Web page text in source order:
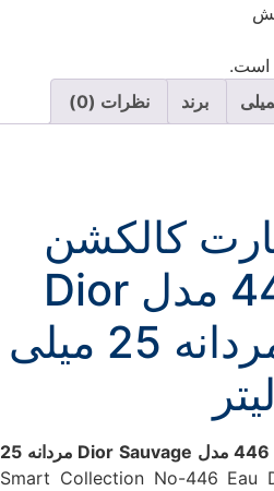
است.
برند نظرات (0)
کالکشن
شماره 446 مدل Dior
Sauvage مردانه 25 میلی
لیتر
عطر اسمارت کالکشن شماره 446 مدل Dior Sauvage مردانه 25
( Smart Collection No-446